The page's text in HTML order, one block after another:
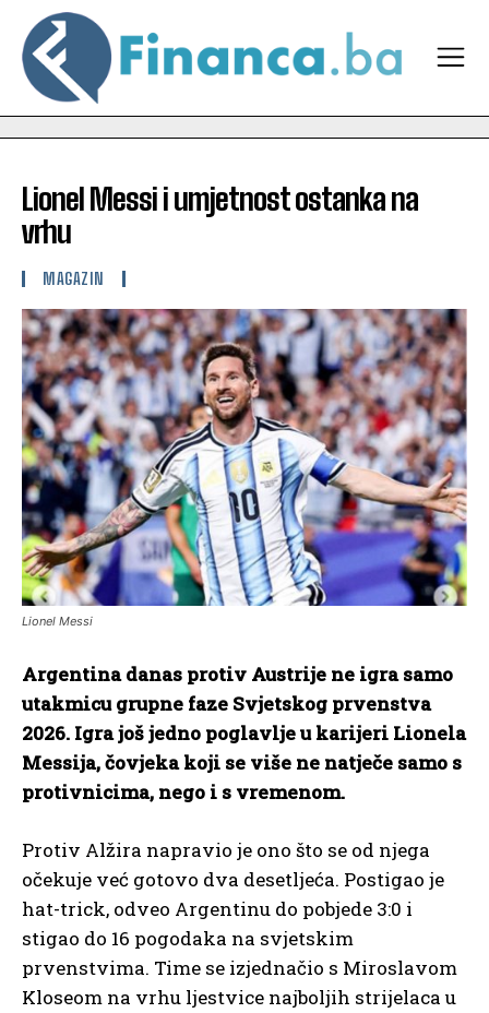
Lionel Messi i umjetnost ostanka na
vrhu
MAGAZIN
Lionel Messi
Argentina danas protiv Austrije ne igra samo
utakmicu grupne faze Svjetskog prvenstva
2026. Igra još jedno poglavlje u karijeri Lionela
Messija, čovjeka koji se više ne natječe samo s
protivnicima, nego i s vremenom.
Protiv Alžira napravio je ono što se od njega
očekuje već gotovo dva desetljeća. Postigao je
hat-trick, odveo Argentinu do pobjede 3:0 i
stigao do 16 pogodaka na svjetskim
prvenstvima. Time se izjednačio s Miroslavom
Kloseom na vrhu ljestvice najboljih strijelaca u